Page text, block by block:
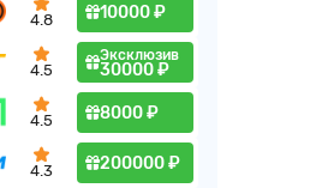
4.8 10000 ₽
4.5
Эксклюзив
30000 ₽
4.5 8000 ₽
4.3 200000 ₽